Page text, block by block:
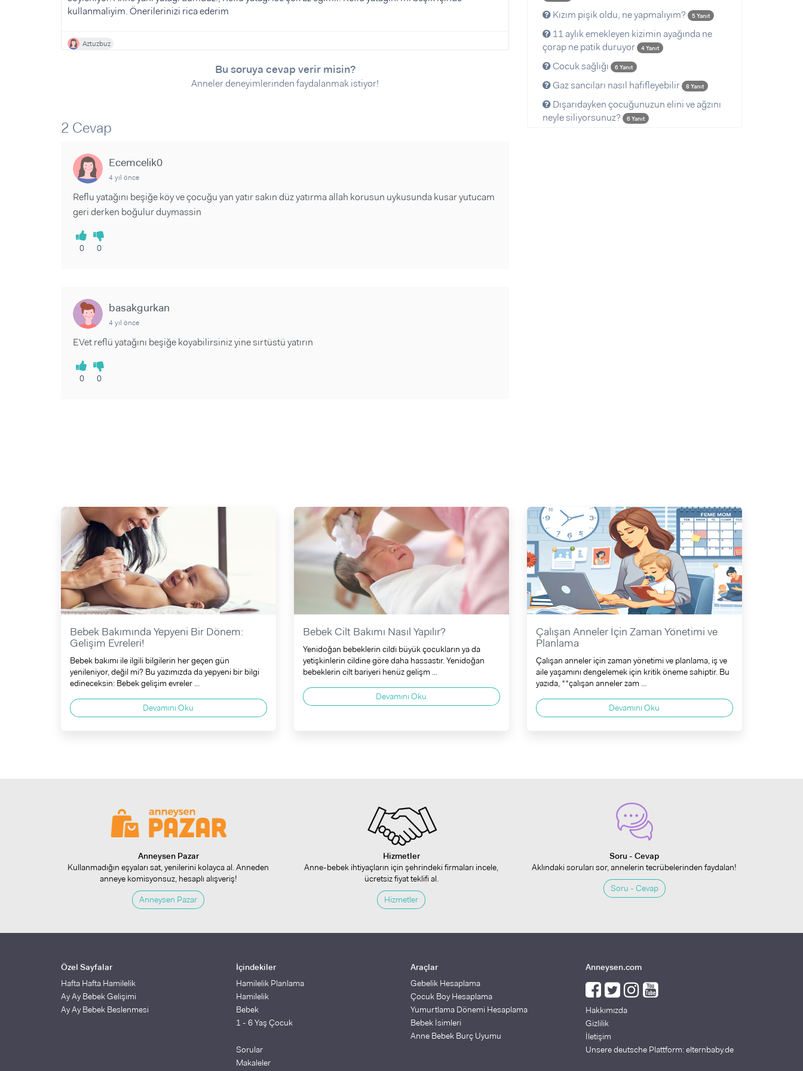
kullanmaliyim. Önerilerinizi rica ederim
Aztuzbuz
Bu soruya cevap verir misin?
Anneler deneyimlerinden faydalanmak istiyor!
2 Cevap
Ecemcelik0
4 yıl önce
Reflu yatağını beşiğe köy ve çocuğu yan yatır sakın düz yatırma allah korusun uykusunda kusar yutucam
geri derken boğulur duymassin
0 0
basakgurkan
4 yıl önce
EVet reflü yatağını beşiğe koyabilirsiniz yine sırtüstü yatırın
0 0
Kızım pişik oldu, ne yapmalıyım? 5 Yanıt
11 aylık emekleyen kizimin ayağında ne
çorap ne patik duruyor
4 Yanıt
Cocuk sağlığı 6 Yanıt
Gaz sancıları nasıl hafifleyebilir 8 Yanıt
Dışarıdayken çocuğunuzun elini ve ağzını
neyle siliyorsunuz?
6 Yanıt
Bebek Bakımında Yepyeni Bir Dönem:
Gelişim Evreleri!
Bebek bakımı ile ilgili bilgilerin her geçen gün
yenileniyor, değil mi? Bu yazımızda da yepyeni bir bilgi
edineceksin: Bebek gelişim evreler ...
Devamını Oku
Bebek Cilt Bakımı Nasıl Yapılır?
Yenidoğan bebeklerin cildi büyük çocukların ya da
yetişkinlerin cildine göre daha hassastır. Yenidoğan
bebeklerin cilt bariyeri henüz gelişm ...
Devamını Oku
Çalışan Anneler İçin Zaman Yönetimi ve
Planlama
Çalışan anneler için zaman yönetimi ve planlama, iş ve
aile yaşamını dengelemek için kritik öneme sahiptir. Bu
yazıda, **çalışan anneler zam ...
Devamını Oku
Anneysen Pazar
Kullanmadığın eşyaları sat, yenilerini kolayca al. Anneden
anneye komisyonsuz, hesaplı alışveriş!
Anneysen Pazar
Hizmetler
Anne-bebek ihtiyaçların için şehrindeki firmaları incele,
ücretsiz fiyat teklifi al.
Hizmetler
Soru - Cevap
Aklındaki soruları sor, annelerin tecrübelerinden faydalan!
Soru - Cevap
Özel Sayfalar
Hafta Hafta Hamilelik
Ay Ay Bebek Gelişimi
Ay Ay Bebek Beslenmesi
İçindekiler
Hamilelik Planlama
Hamilelik
Bebek
1 - 6 Yaş Çocuk
Sorular
Makaleler
Araçlar
Gebelik Hesaplama
Çocuk Boy Hesaplama
Yumurtlama Dönemi Hesaplama
Bebek İsimleri
Anne Bebek Burç Uyumu
Anneysen.com
Hakkımızda
Gizlilik
İletişim
Unsere deutsche Plattform: elternbaby.de